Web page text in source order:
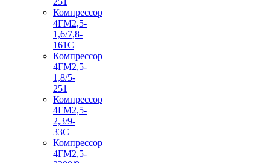
Компрессор
4ГМ2,5-
1,6/7,8-
161С
Компрессор
4ГМ2,5-
1,8/5-
251
Компрессор
4ГМ2,5-
2,3/9-
33С
Компрессор
4ГМ2,5-